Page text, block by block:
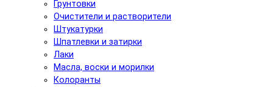
Грунтовки
Очистители и растворители
Штукатурки
Шпатлевки и затирки
Лаки
Масла, воски и морилки
Колоранты